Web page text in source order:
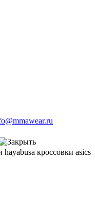
hayabusa кроссовки asics